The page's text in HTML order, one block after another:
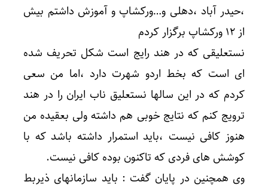
،حیدر آباد ،دهلی و…ورکشاپ و آموزش داشتم بیش
از ۱۲ ورکشاپ برگزار کردم
نستعلیقی که در هند رایج است شکل تحریف شده
ای است که بخط اردو شهرت دارد ،اما من سعی
کردم که در این سالها نستعلیق ناب ایران را در هند
ترویج کنم که نتایج خوبی هم داشته ولی بعقیده من
هنوز کافی نیست ،باید استمرار داشته باشد که با
کوشش‌ های فردی که تاکنون بوده کافی نیست.
وی همچنین در پایان گفت : باید سازمانهای ذیربط